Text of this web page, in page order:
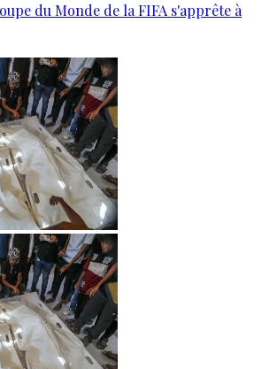
du Monde de la FIFA s'apprête à